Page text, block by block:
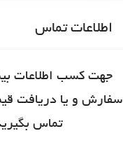
اطلاعات تماس
جهت کسب اطلاعات
سفارش و یا دریافت
تماس